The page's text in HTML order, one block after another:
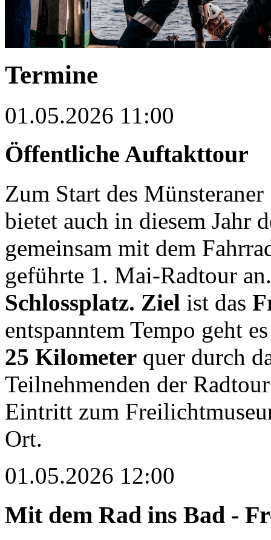
Termine
01.05.2026 11:00
Öffentliche Auftakttour
Zum Start des
bietet auch in diesem Jahr
gemeinsam mit dem
geführte 1. Mai-Radtour
Schlossplatz. Ziel ist das
entspanntem Tempo geht
25 Kilometer quer durch
Teilnehmenden der
Eintritt zum
Ort.
01.05.2026 12:00
Mit dem Rad ins Bad -